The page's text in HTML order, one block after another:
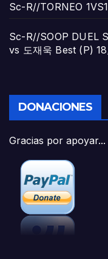
Sc-R//TORNEO
Sc-R//SOOP DUEL
vs 도재욱 Best (P)
DONACIONES
Gracias por apoyar...